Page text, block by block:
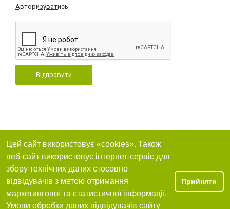
Авторизуватись
Відправити
Цей сайт використовує «cookies». Також
веб-сайт використовує інтернет-сервіс для
збору технічних даних стосовно
відвідувачів з метою отримання
маркетингової та статистичної інформації.
Умови обробки даних відвідувачів сайту
Прийняти